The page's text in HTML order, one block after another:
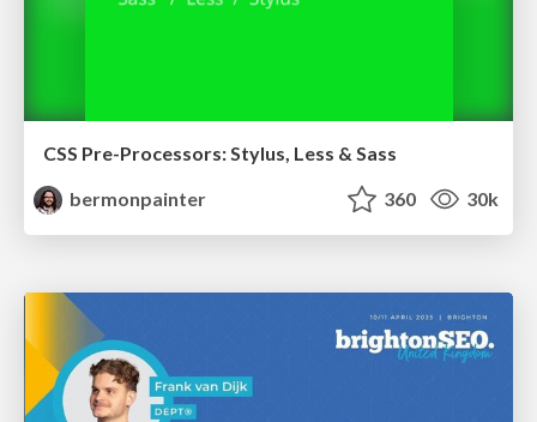
CSS Pre-Processors: Stylus, Less & Sass
bermonpainter
360 30k